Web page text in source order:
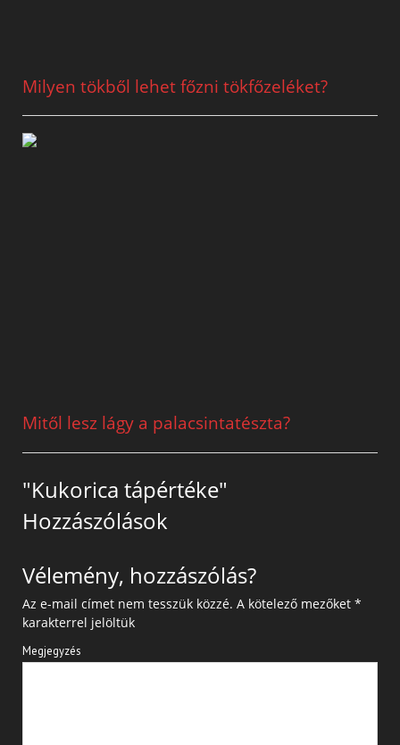
Milyen tökből lehet főzni tökfőzeléket?
Mitől lesz lágy a palacsintatészta?
"Kukorica tápértéke"
Hozzászólások
Vélemény, hozzászólás?
Az e-mail címet nem tesszük közzé. A kötelező mezőket *
karakterrel jelöltük
Megjegyzés